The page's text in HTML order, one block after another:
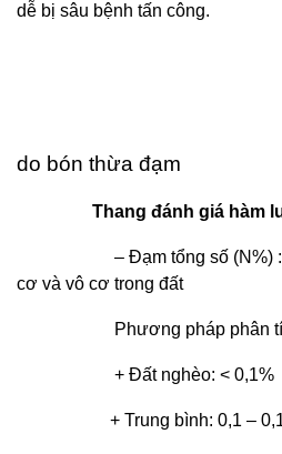
dễ bị sâu bệnh tấn công.
do bón thừa đạm
Thang đánh giá hàm
– Đạm tổng số (N%) :
cơ và vô cơ trong đất
Phương pháp phân tích
+ Đất nghèo: < 0,1%
+ Trung bình: 0,1 –